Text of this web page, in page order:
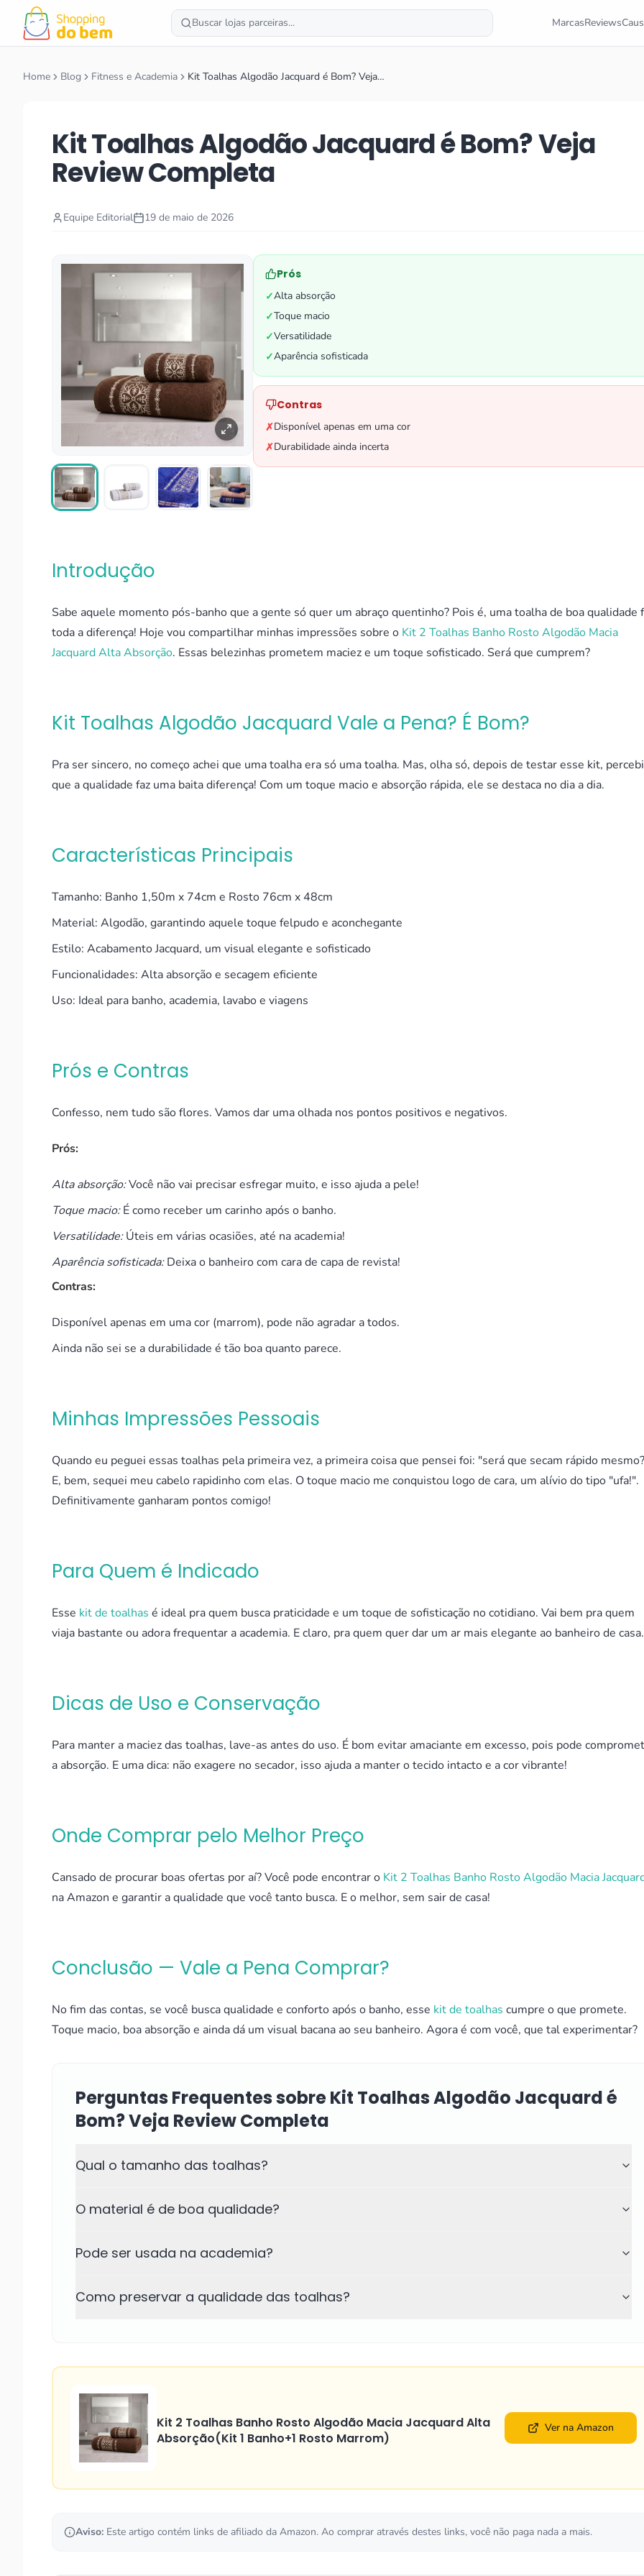
Buscar lojas parceiras... MarcasReviews
Home Blog Fitness e Academia Kit Toalhas Algodão Jacquard é Bom? Veja…
Kit Toalhas Algodão Jacquard é Bom? Veja
Review Completa
Equipe Editorial 19 de maio de 2026
Prós
✓Alta absorção
✓Toque macio
✓Versatilidade
✓Aparência sofisticada
Contras
✗Disponível apenas em uma cor
✗Durabilidade ainda incerta
Introdução
Sabe aquele momento pós-banho que a gente só quer um abraço quentinho? Pois é, uma toalha de boa qualidade
toda a diferença! Hoje vou compartilhar minhas impressões sobre o Kit 2 Toalhas Banho Rosto Algodão Macia
Jacquard Alta Absorção. Essas belezinhas prometem maciez e um toque sofisticado. Será que cumprem?
Kit Toalhas Algodão Jacquard Vale a Pena? É Bom?
Pra ser sincero, no começo achei que uma toalha era só uma toalha. Mas, olha só, depois de testar esse kit, percebi
que a qualidade faz uma baita diferença! Com um toque macio e absorção rápida, ele se destaca no dia a dia.
Características Principais
Tamanho: Banho 1,50m x 74cm e Rosto 76cm x 48cm
Material: Algodão, garantindo aquele toque felpudo e aconchegante
Estilo: Acabamento Jacquard, um visual elegante e sofisticado
Funcionalidades: Alta absorção e secagem eficiente
Uso: Ideal para banho, academia, lavabo e viagens
Prós e Contras
Confesso, nem tudo são flores. Vamos dar uma olhada nos pontos positivos e negativos.
Prós:
Alta absorção:Você não vai precisar esfregar muito, e isso ajuda a pele!
Toque macio:É como receber um carinho após o banho.
Versatilidade:Úteis em várias ocasiões, até na academia!
Aparência sofisticada:Deixa o banheiro com cara de capa de revista!
Contras:
Disponível apenas em uma cor (marrom), pode não agradar a todos.
Ainda não sei se a durabilidade é tão boa quanto parece.
Minhas Impressões Pessoais
Quando eu peguei essas toalhas pela primeira vez, a primeira coisa que pensei foi: "será que secam rápido
E, bem, sequei meu cabelo rapidinho com elas. O toque macio me conquistou logo de cara, um alívio do tipo "ufa!".
Definitivamente ganharam pontos comigo!
Para Quem é Indicado
Esse kit de toalhas é ideal pra quem busca praticidade e um toque de sofisticação no cotidiano. Vai bem pra quem
viaja bastante ou adora frequentar a academia. E claro, pra quem quer dar um ar mais elegante ao banheiro de casa.
Dicas de Uso e Conservação
Para manter a maciez das toalhas, lave-as antes do uso. É bom evitar amaciante em excesso, pois pode
a absorção. E uma dica: não exagere no secador, isso ajuda a manter o tecido intacto e a cor vibrante!
Onde Comprar pelo Melhor Preço
Cansado de procurar boas ofertas por aí? Você pode encontrar o Kit 2 Toalhas Banho Rosto Algodão Macia
na Amazon e garantir a qualidade que você tanto busca. E o melhor, sem sair de casa!
Conclusão — Vale a Pena Comprar?
No fim das contas, se você busca qualidade e conforto após o banho, esse kit de toalhas cumpre o que promete.
Toque macio, boa absorção e ainda dá um visual bacana ao seu banheiro. Agora é com você, que tal experimentar?
Perguntas Frequentes sobre Kit Toalhas Algodão Jacquard é
Bom? Veja Review Completa
Qual o tamanho das toalhas?
O material é de boa qualidade?
Pode ser usada na academia?
Como preservar a qualidade das toalhas?
Kit 2 Toalhas Banho Rosto Algodão Macia Jacquard Alta
Absorção(Kit 1 Banho+1 Rosto Marrom)
Ver na Amazon
Aviso: Este artigo contém links de afiliado da Amazon. Ao comprar através destes links, você não paga nada a mais.